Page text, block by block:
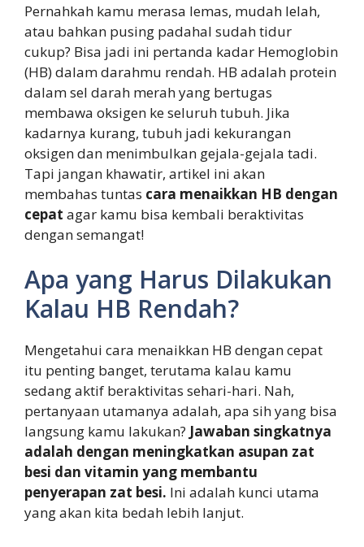
Pernahkah kamu merasa lemas, mudah lelah,
atau bahkan pusing padahal sudah tidur
cukup? Bisa jadi ini pertanda kadar Hemoglobin
(HB) dalam darahmu rendah. HB adalah protein
dalam sel darah merah yang bertugas
membawa oksigen ke seluruh tubuh. Jika
kadarnya kurang, tubuh jadi kekurangan
oksigen dan menimbulkan gejala-gejala tadi.
Tapi jangan khawatir, artikel ini akan
membahas tuntas cara menaikkan HB dengan
cepat agar kamu bisa kembali beraktivitas
dengan semangat!
Apa yang Harus Dilakukan
Kalau HB Rendah?
Mengetahui cara menaikkan HB dengan cepat
itu penting banget, terutama kalau kamu
sedang aktif beraktivitas sehari-hari. Nah,
pertanyaan utamanya adalah, apa sih yang bisa
langsung kamu lakukan? Jawaban singkatnya
adalah dengan meningkatkan asupan zat
besi dan vitamin yang membantu
penyerapan zat besi. Ini adalah kunci utama
yang akan kita bedah lebih lanjut.